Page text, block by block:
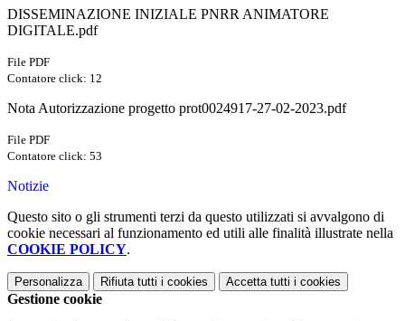
DISSEMINAZIONE INIZIALE PNRR ANIMATORE
DIGITALE.pdf
File PDF
Contatore click: 12
Nota Autorizzazione progetto prot0024917-27-02-2023.pdf
File PDF
Contatore click: 53
Notizie
Questo sito o gli strumenti terzi da questo utilizzati si avvalgono di
cookie necessari al funzionamento ed utili alle finalità illustrate nella
COOKIE POLICY.
Personalizza Rifiuta tutti i cookies Accetta tutti i cookies
Gestione cookie